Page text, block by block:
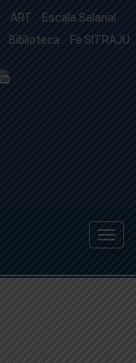
ART
Escala Salarial
Biblioteca Fe SITRAJU